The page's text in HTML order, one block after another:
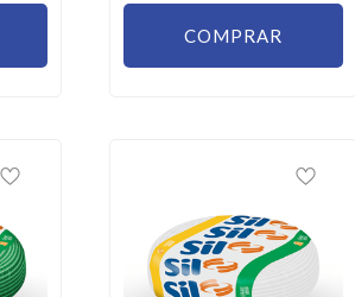
COMPRAR